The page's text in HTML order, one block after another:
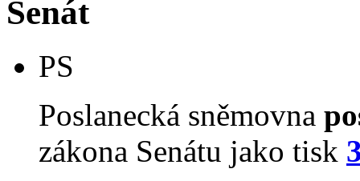
Senát
PS
Poslanecká sněmovna
zákona Senátu jako tisk